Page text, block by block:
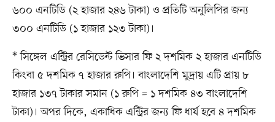
৬০০ এনটিডি (২ হাজার ২৪৬ টাকা) ও প্রতিটি অনুলিপির জন্য
৩০০ এনটিডি (১ হাজার ১২৩ টাকা)।
* সিঙ্গেল এন্ট্রির রেসিডেন্ট ভিসার ফি ২ দশমিক ২ হাজার এনটিডি
কিংবা ৫ দশমিক ৭ হাজার রুপি। বাংলাদেশি মুদ্রায় এটি প্রায় ৮
হাজার ১৩৭ টাকার সমান (১ রুপি = ১ দশমিক ৪৩ বাংলাদেশি
টাকা)। অপর দিকে, একাধিক এন্ট্রির জন্য ফি ধার্য হবে ৪ দশমিক